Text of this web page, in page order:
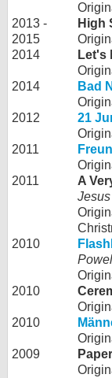
2013 -
2015
High
2014
Let's
2014
Bad
2012
21
2011
2011
A
Jesus
2010
2010
2010
2009